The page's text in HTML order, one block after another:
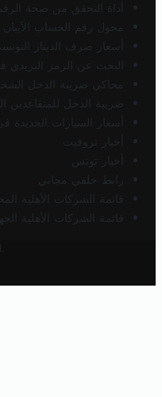
أداة التحقق من صحة
محول رقم الحساب
أسعار صرف الدينار
البحث عن الرمز البريدي
محاكي ضريبة الدخل
ضريبة الدخل للمتقاعدين
أسعار السيارات الجديدة
أخبار تروفيت
أخبار تونس
رابط خلفي مجاني
قائمة الشركات الأهلية
قائمة الشركات الأهلية